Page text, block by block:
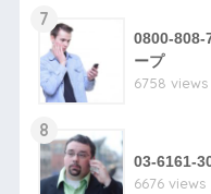
7
0800-808-
ープ
6758 views
8
03-6161-
6676 views